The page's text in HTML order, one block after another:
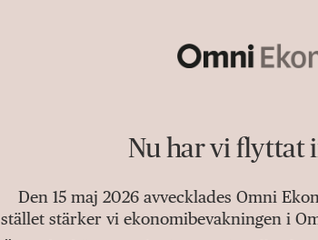
Nu har vi flyttat
Den 15 maj 2026 avvecklades Omni
stället stärker vi ekonomibevakningen i